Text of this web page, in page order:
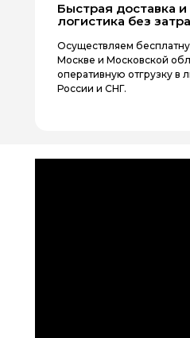
Быстрая доставка и
логистика без
Осуществляем
Москве и Московской
оперативную отгрузку в
России и СНГ.